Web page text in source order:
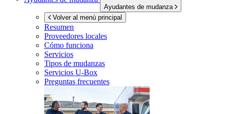
Ayudantes de mudanza
Volver al menú principal
Resumen
Proveedores locales
Cómo funciona
Servicios
Tipos de mudanzas
Servicios U-Box
Preguntas frecuentes